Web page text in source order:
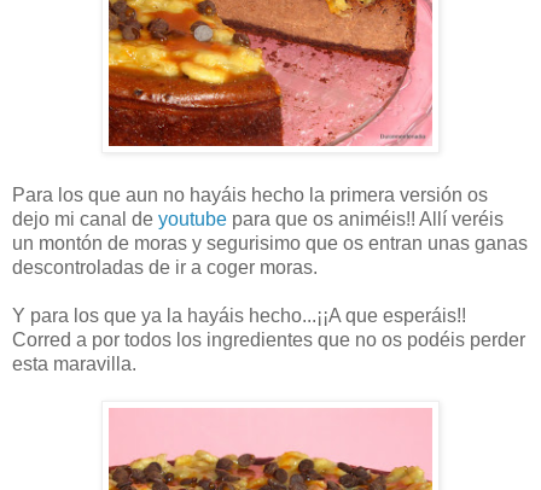
Para los que aun no hayáis hecho la primera versión os
dejo mi canal de youtube para que os animéis!! Allí veréis
un montón de moras y segurisimo que os entran unas ganas
descontroladas de ir a coger moras.
Y para los que ya la hayáis hecho...¡¡A que esperáis!!
Corred a por todos los ingredientes que no os podéis perder
esta maravilla.